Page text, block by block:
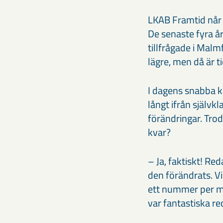
LKAB Framtid
De senaste fyra
tillfrågade i
lägre, men då är
I dagens snabba
långt ifrån
förändringar.
kvar?
– Ja, faktiskt!
den förändrats.
ett nummer per
var fantastiska